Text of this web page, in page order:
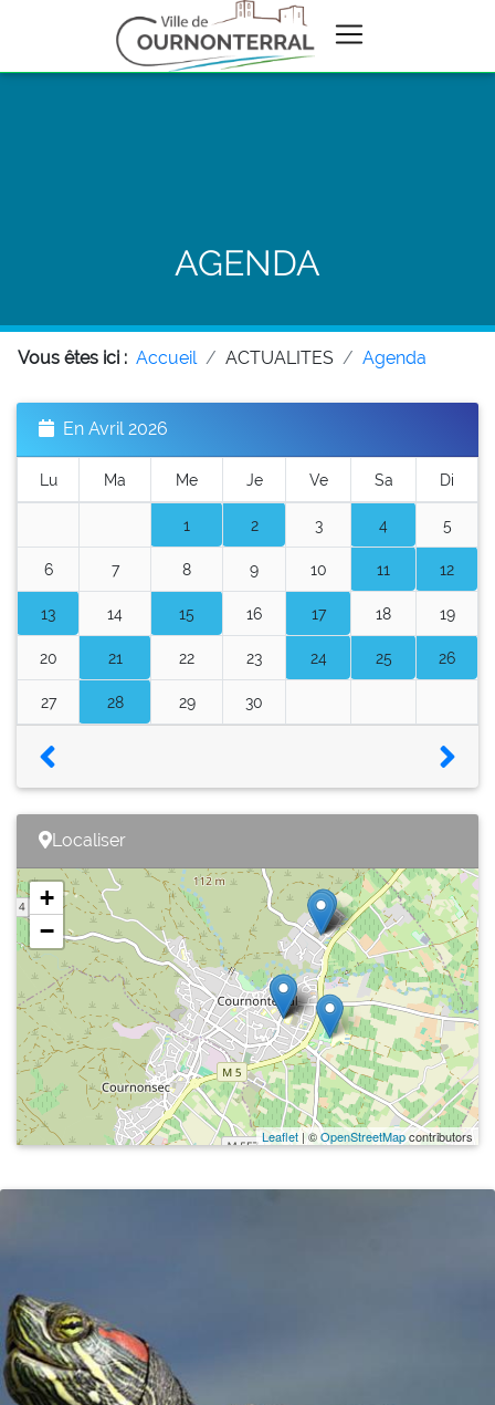
AGENDA
Vous êtes ici : Accueil ACTUALITES Agenda
En Avril 2026
Lu Ma Me Je Ve Sa Di
1 2 3 4 5
6 7 8 9 10 11 12
13 14 15 16 17 18 19
20 21 22 23 24 25 26
27 28 29 30
Localiser
+
−
Leaflet| ©OpenStreetMapcontributors